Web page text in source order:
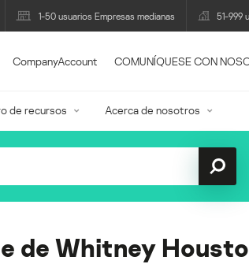
1-50 usuarios Empresas medianas 51-999
CompanyAccount COMUNÍQUESE CON
de recursos Acerca de nosotros
de Whitney